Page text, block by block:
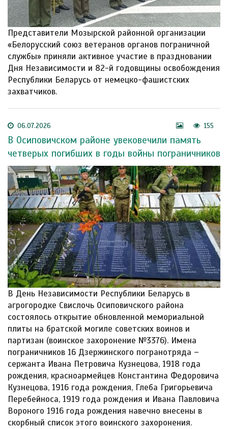
Представители Мозырской районной организации
«Белорусский союз ветеранов органов пограничной
службы» приняли активное участие в праздновании
Дня Независимости и 82-й годовщины освобождения
Республики Беларусь от немецко-фашистских
захватчиков.
06.07.2026 155
В Осиповичском районе увековечили память
четверых погибших в годы войны пограничников
В День Независимости Республики Беларусь в
агрогородке Свислочь Осиповичского района
состоялось открытие обновленной мемориальной
плиты на братской могиле советских воинов и
партизан (воинское захоронение №3376). Имена
пограничников 16 Дзержинского погранотряда –
сержанта Ивана Петровича Кузнецова, 1918 года
рождения, красноармейцев Константина Федоровича
Кузнецова, 1916 года рождения, Глеба Григорьевича
Перебейноса, 1919 года рождения и Ивана Павловича
Вороного 1916 года рождения навечно внесены в
скорбный список этого воинского захоронения.